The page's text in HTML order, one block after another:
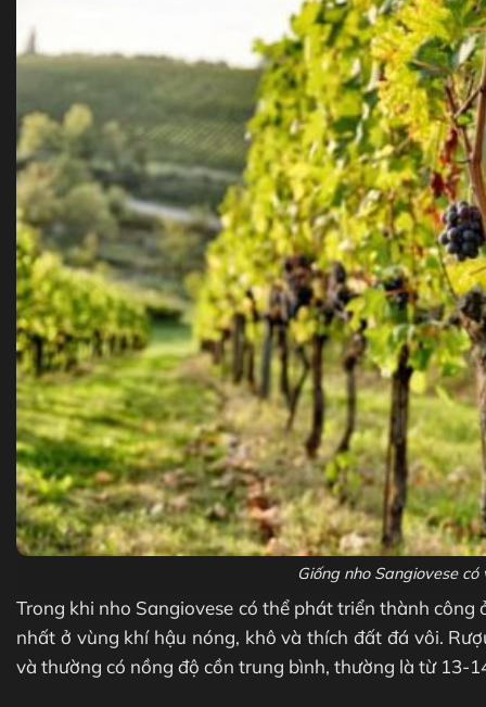
Giống nho Sangiovese
Trong khi nho Sangiovese có thể phát triển thành
nhất ở vùng khí hậu nóng, khô và thích đất đá vôi.
và thường có nồng độ cồn trung bình, thường là từ 13-